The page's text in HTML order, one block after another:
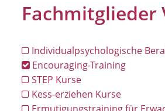
Fachmitglieder
Individualpsychologische
Encouraging-Training
STEP Kurse
Kess-erziehen Kurse